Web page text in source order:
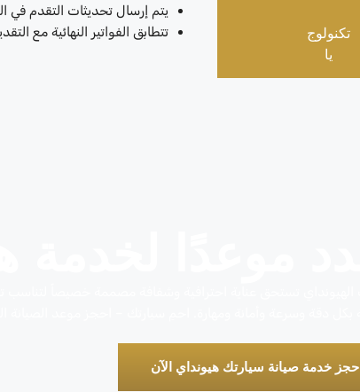
تكنولوج
يا
يتم إرسال تحديثات التقدم في
تتطابق الفواتير النهائية مع
احجز خدمة صيانة سيارتك هيونداي الآن